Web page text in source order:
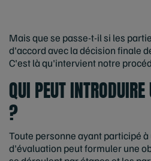
Mais que se passe-t-il si les
d'accord avec la décision finale
C'est là qu'intervient notre
QUI PEUT
?
Toute personne ayant participé
d'évaluation peut formuler une